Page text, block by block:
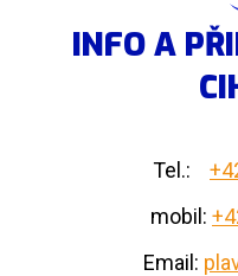
INFO A
Tel.:
mobil:
Email: